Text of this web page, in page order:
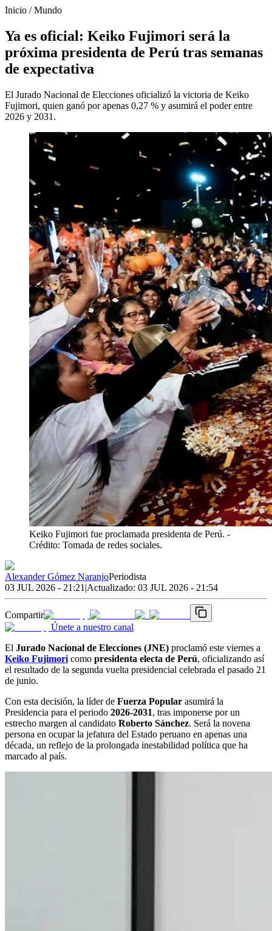
Inicio /Mundo
Ya es oficial: Keiko Fujimori será la
próxima presidenta de Perú tras semanas
de expectativa
El Jurado Nacional de Elecciones oficializó la victoria de Keiko
Fujimori, quien ganó por apenas 0,27 % y asumirá el poder entre
2026 y 2031.
Keiko Fujimori fue proclamada presidenta de Perú. -
Crédito: Tomada de redes sociales.
Alexander Gómez NaranjoPeriodista
03 JUL 2026 - 21:21 |Actualizado: 03 JUL 2026 - 21:54
Compartir
Únete a nuestro canal
El Jurado Nacional de Elecciones (JNE) proclamó este viernes a
Keiko Fujimori como presidenta electa de Perú, oficializando así
el resultado de la segunda vuelta presidencial celebrada el pasado 21
de junio.
Con esta decisión, la líder de Fuerza Popular asumirá la
Presidencia para el periodo 2026-2031, tras imponerse por un
estrecho margen al candidato Roberto Sánchez. Será la novena
persona en ocupar la jefatura del Estado peruano en apenas una
década, un reflejo de la prolongada inestabilidad política que ha
marcado al país.